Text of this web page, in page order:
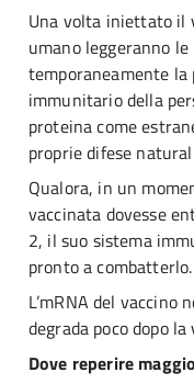
Una volta iniettato il
umano leggeranno
temporaneamente
immunitario della
proteina come
proprie difese
Qualora, in un
vaccinata dovesse
2, il suo sistema
pronto a combatterlo.
L’mRNA del vaccino
degrada poco dopo
Dove reperire